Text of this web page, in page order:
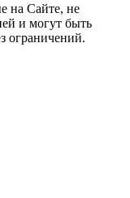
на Сайте, не
и могут быть
ограничений.